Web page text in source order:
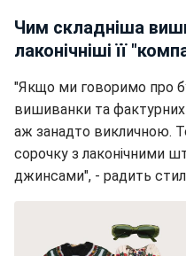
Чим складніша
лаконічніші її
"Якщо ми говоримо про
вишиванки та
аж занадто викличною.
сорочку з лаконічними
джинсами", - радить